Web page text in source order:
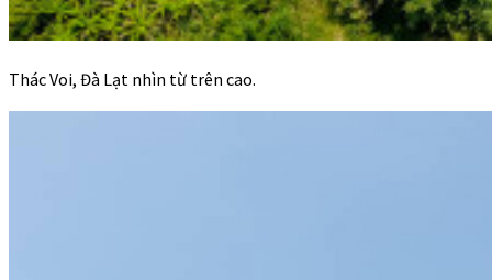
Thác Voi, Đà Lạt nhìn từ trên cao.